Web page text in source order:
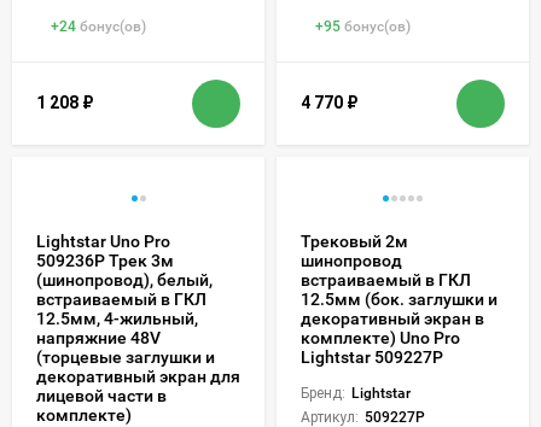
+24 бонус(ов)
1 208 ₽
+95 бонус(ов)
4 770 ₽
Lightstar Uno Pro
509236P Трек 3м
(шинопровод), белый,
встраиваемый в ГКЛ
12.5мм, 4-жильный,
напряжние 48V
(торцевые заглушки и
декоративный экран для
лицевой части в
комплекте)
Трековый 2м
шинопровод
встраиваемый в ГКЛ
12.5мм (бок. заглушки и
декоративный экран в
комплекте) Uno Pro
Lightstar 509227P
Бренд: Lightstar
Артикул: 509227P